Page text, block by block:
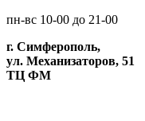
пн-вс 10-00 до 21-00
г. Симферополь,
ул. Механизаторов, 51
ТЦ ФМ